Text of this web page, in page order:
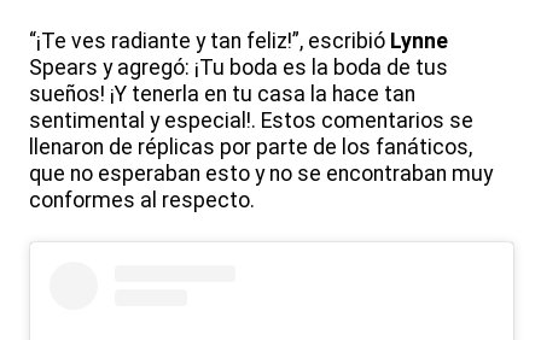
“¡Te ves radiante y tan feliz!”, escribió Lynne
Spears y agregó: ¡Tu boda es la boda de tus
sueños! ¡Y tenerla en tu casa la hace tan
sentimental y especial!. Estos comentarios se
llenaron de réplicas por parte de los fanáticos,
que no esperaban esto y no se encontraban muy
conformes al respecto.